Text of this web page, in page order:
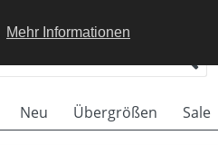
Mehr Informationen
Neu Übergrößen Sale